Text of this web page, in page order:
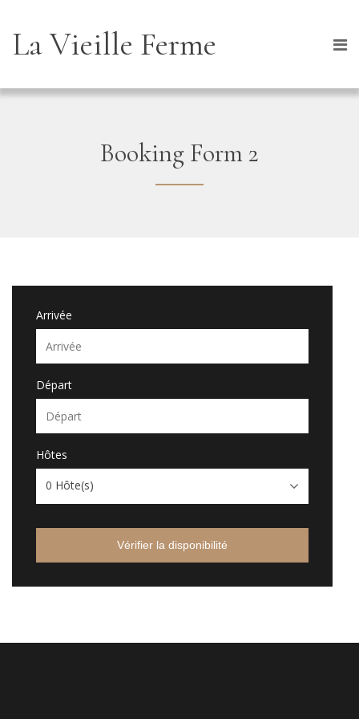
La Vieille Ferme
Booking Form 2
Arrivée
Départ
Hôtes
0 Hôte(s)
Vérifier la disponibilité